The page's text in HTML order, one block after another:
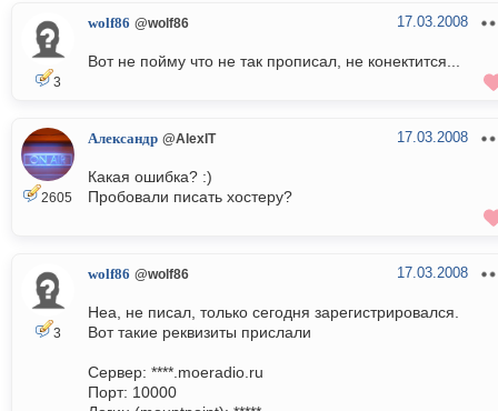
3
wolf86 @wolf86 17.03.2008
Вот не пойму что не так прописал, не конектится...
2605
Александр @AlexIT 17.03.2008
Какая ошибка? :)
Пробовали писать хостеру?
3
wolf86 @wolf86 17.03.2008
Неа, не писал, только сегодня зарегистрировался.
Вот такие реквизиты прислали
Сервер: ****.moeradio.ru
Порт: 10000